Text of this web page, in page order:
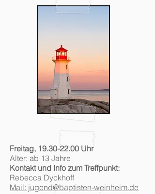
Freitag, 19.30-22.00 Uhr
Alter: ab 13 Jahre
Kontakt und Info zum Treffpunkt:
Rebecca Dyckhoff
Mail: jugend@baptisten-weinheim.de